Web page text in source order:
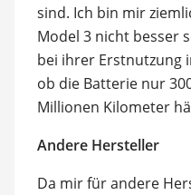
sind. Ich bin mir
Model 3 nicht besser
bei ihrer Erstnutzung
ob die Batterie nur
Millionen Kilometer
Andere Hersteller
Da mir für andere